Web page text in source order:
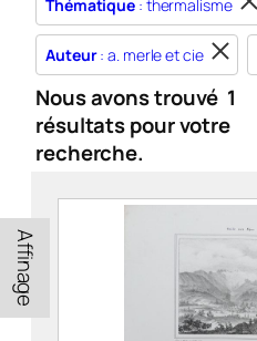
Thématique : thermalisme
Auteur: a. merle et cie
Nous avons trouvé 1
résultats pour votre
recherche.
Affinage